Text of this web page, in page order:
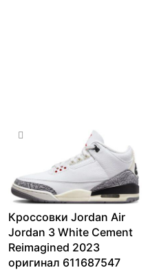
Кроссовки Jordan Air
Jordan 3 White Cement
Reimagined 2023
оригинал 611687547